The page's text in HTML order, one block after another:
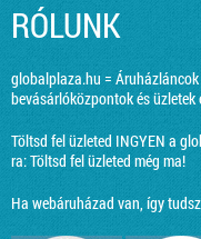
RÓLUNK
globalplaza.hu =
bevásárlóközpontok és üzletek
Töltsd fel üzleted INGYEN a
ra:Töltsd fel üzleted még ma!
Ha webáruházad van, így